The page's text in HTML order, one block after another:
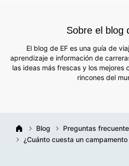
Sobre el blog
El blog de EF es una guía de
aprendizaje e información de
las ideas más frescas y los mejores
rincones del
Blog
Preguntas
¿Cuánto cuesta un